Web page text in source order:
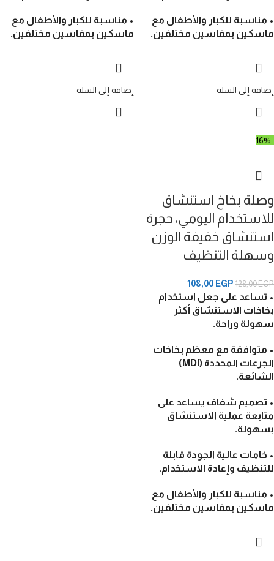
• مناسبة للكبار والأطفال مع
ماسكين بمقاسين مختلفين.
إضافة إلى السلة
• مناسبة للكبار والأطفال مع
ماسكين بمقاسين مختلفين.
إضافة إلى السلة
-16%
وصلة بخاخ استنشاق
للاستخدام اليومي، حجرة
استنشاق خفيفة الوزن
وسهلة التنظيف
128,00EGP
108,00 EGP
• تساعد على جعل استخدام
بخاخات الاستنشاق أكثر
سهولة وراحة.
• متوافقة مع معظم بخاخات
الجرعات المحددة (MDI)
الشائعة.
• تصميم شفاف يساعد على
متابعة عملية الاستنشاق
بسهولة.
• خامات عالية الجودة قابلة
للتنظيف وإعادة الاستخدام.
• مناسبة للكبار والأطفال مع
ماسكين بمقاسين مختلفين.